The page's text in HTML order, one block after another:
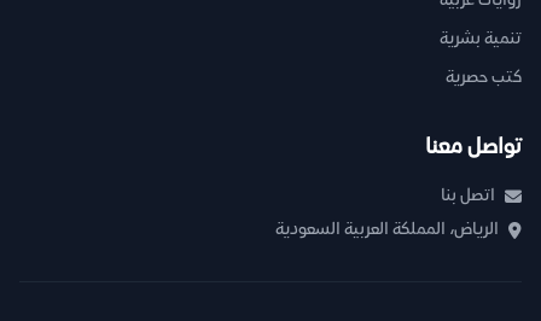
تنمية بشرية
كتب حصرية
تواصل معنا
اتصل بنا
الرياض، المملكة العربية السعودية